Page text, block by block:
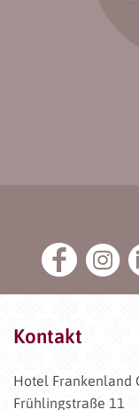
Kontakt
Hotel Frankenland
Frühlingstraße 11